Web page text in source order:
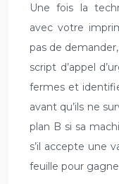
Une fois la
avec votre
pas de
script d’appel
fermes et
avant qu’ils ne
plan B si sa
s’il accepte une
feuille pour